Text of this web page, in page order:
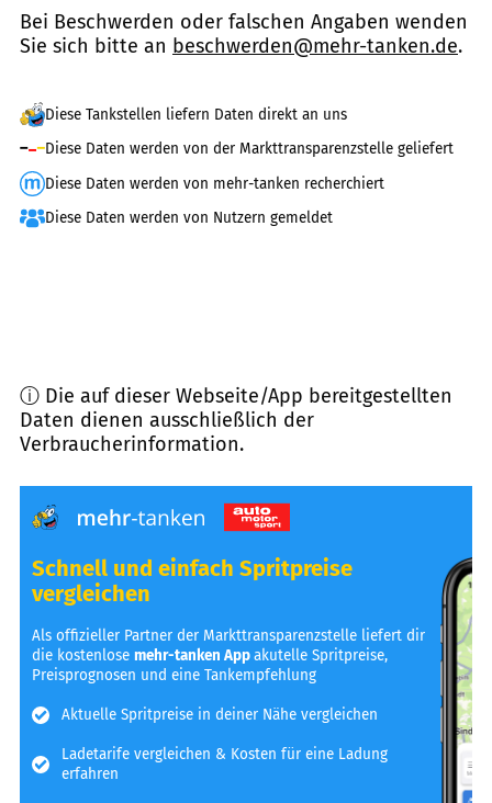
Bei Beschwerden oder falschen Angaben wenden
Sie sich bitte an beschwerden@mehr-tanken.de.
Diese Tankstellen liefern Daten direkt an uns
Diese Daten werden von der Markttransparenzstelle geliefert
Diese Daten werden von mehr-tanken recherchiert
Diese Daten werden von Nutzern gemeldet
ⓘ Die auf dieser Webseite/App bereitgestellten
Daten dienen ausschließlich der
Verbraucherinformation.
Schnell und einfach Spritpreise
vergleichen
Als offizieller Partner der Markttransparenzstelle liefert dir
die kostenlosemehr-tanken Appakutelle Spritpreise,
Preisprognosen und eine Tankempfehlung
Aktuelle Spritpreise in deiner Nähe vergleichen
Ladetarife vergleichen & Kosten für eine Ladung
erfahren